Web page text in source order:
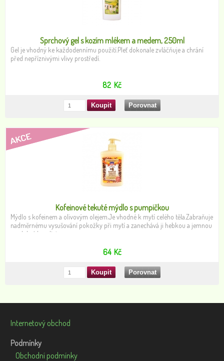
Sprchový gel s kozím mlékem a medem, 250ml
Gel je vhodný ke každodennímu použití.Pleť dokonale zvláčňuje a chrání
před nepříznivými vlivy prostředí.
82 Kč
Kofeinové tekuté mýdlo s pumpičkou
Mýdlo s kofeinem a olivovým olejem.Je vhodné k mytí celého těla.Zabraňuje
nadměrnému vysušování pokožky při mytí a zanechává ji hebkou a jemnou
a v dobré kondici.
64 Kč
Internetový obchod
Podmínky
Obchodní podmínky